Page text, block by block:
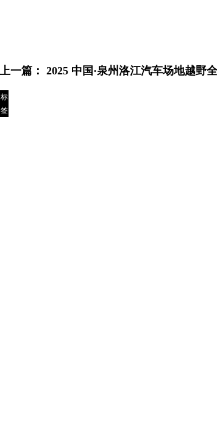
上一篇： 2025 中国·泉州洛江汽车场地越野
标
签